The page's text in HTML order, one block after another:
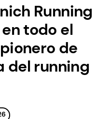
Running
todo el
de
del running